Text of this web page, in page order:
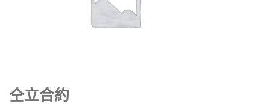
仝立合約